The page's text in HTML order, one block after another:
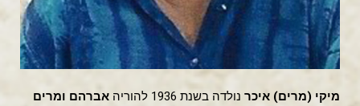
מיקי (מרים) איכר נולדה בשנת 1936 להוריה
אברהם ומרים